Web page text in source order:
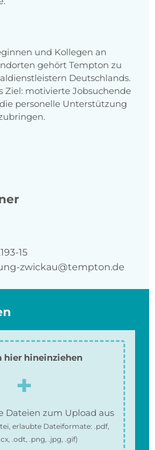
und Kollegen an
gehört Tempton zu
Deutschlands.
Ziel: motivierte Jobsuchende
personelle Unterstützung
15
zwickau@tempton.de
hier hineinziehen
Dateien zum Upload aus
erlaubte Dateiformate: .pdf,
.odt, .png, .jpg, .gif)